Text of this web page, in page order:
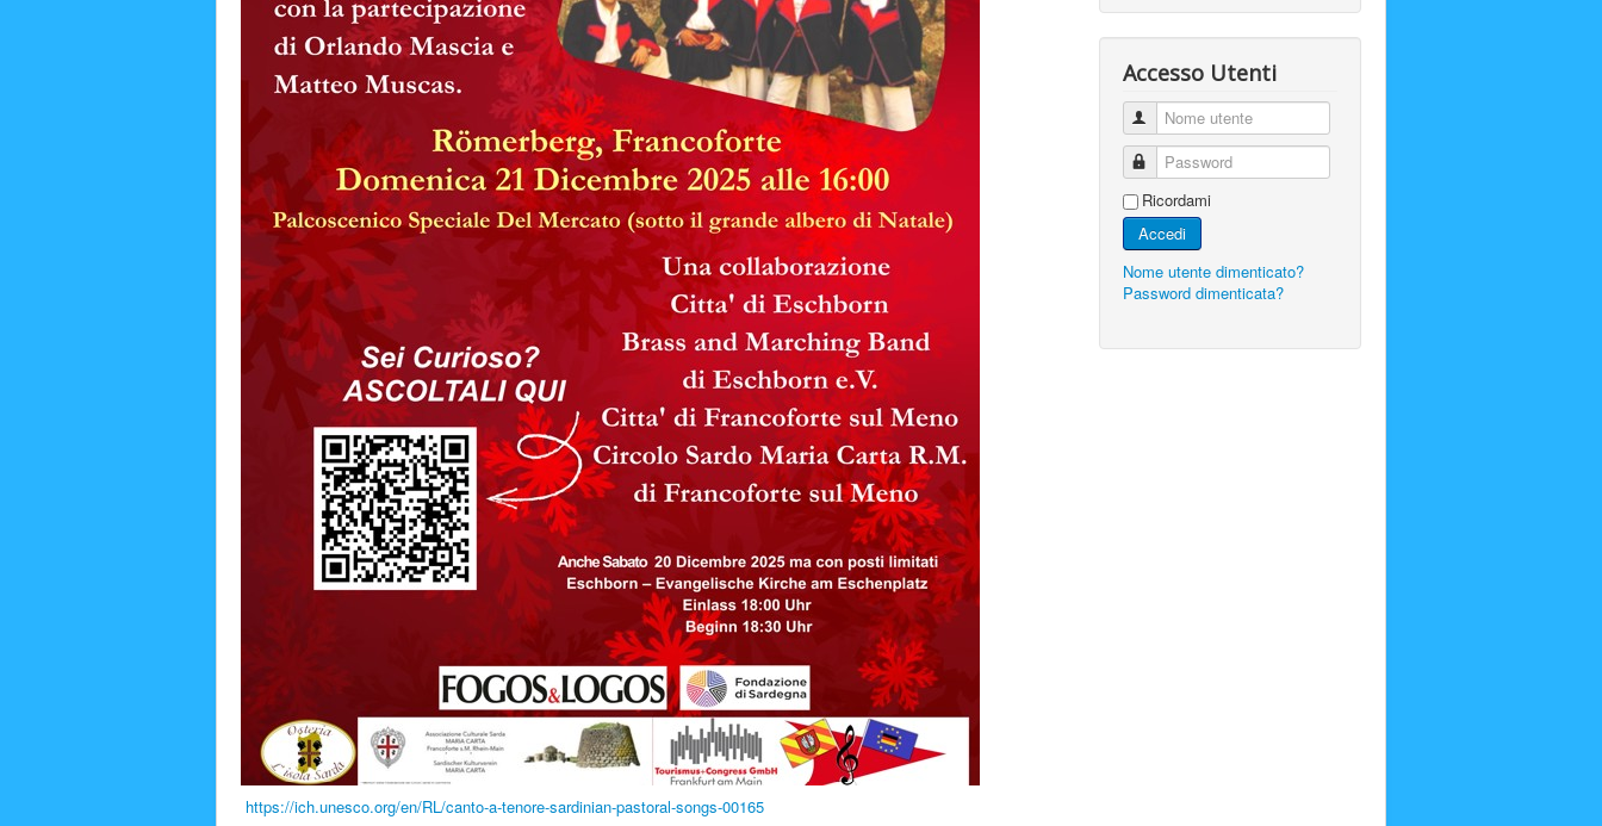
https://ich.unesco.org/en/RL/canto-a-tenore-sardinian-pastoral-songs-00165
Accesso Utenti
Nome utente
Password
Ricordami
Accedi
Nome utente dimenticato?
Password dimenticata?